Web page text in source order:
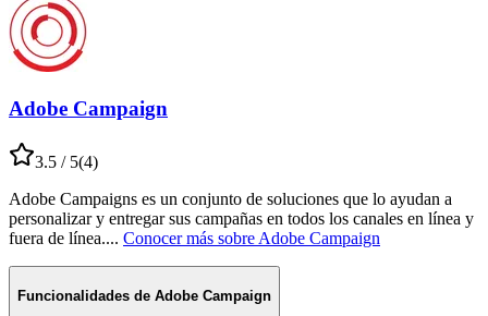
Adobe Campaign
3.5 / 5(4)
Adobe Campaigns es un conjunto de soluciones que lo ayudan a
personalizar y entregar sus campañas en todos los canales en línea y
fuera de línea.... Conocer más sobre Adobe Campaign
Funcionalidades de Adobe Campaign